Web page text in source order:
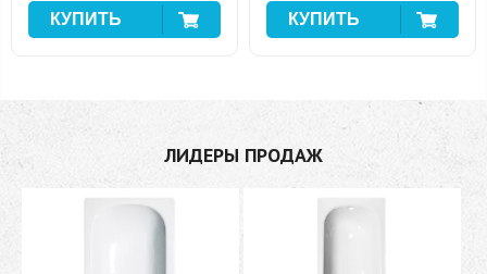
ЛИДЕРЫ ПРОДАЖ